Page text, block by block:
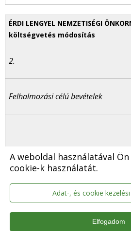
A weboldal használatával
cookie-k használatát.
Adat-, és cookie
Elfogadom
2.
Felhalmozási célú bevételek
0
0